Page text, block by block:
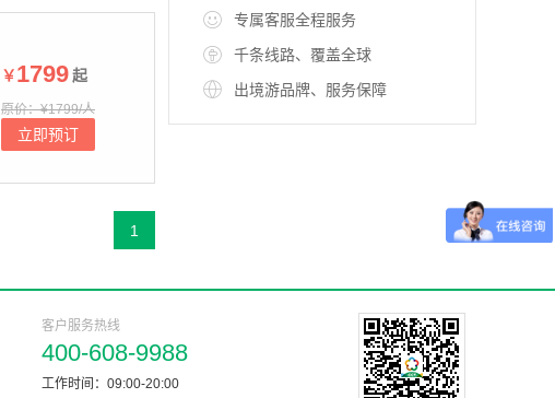
￥1799起
原价：¥1799/人
立即预订
1
专属客服全程服务
千条线路、覆盖全球
出境游品牌、服务保障
客户服务热线
400-608-9988
工作时间：09:00-20:00